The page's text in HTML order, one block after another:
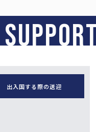
出入国する際の送迎